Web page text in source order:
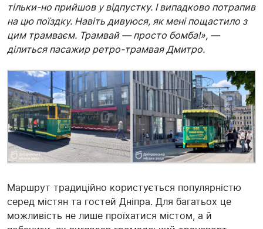
тільки-но прийшов у відпустку. І випадково потрапив
на цю поїздку. Навіть дивуюся, як мені пощастило з
цим трамваєм. Трамвай — просто бомба!», —
ділиться пасажир ретро-трамвая Дмитро.
Маршрут традиційно користується популярністю
серед містян та гостей Дніпра. Для багатьох це
можливість не лише проїхатися містом, а й